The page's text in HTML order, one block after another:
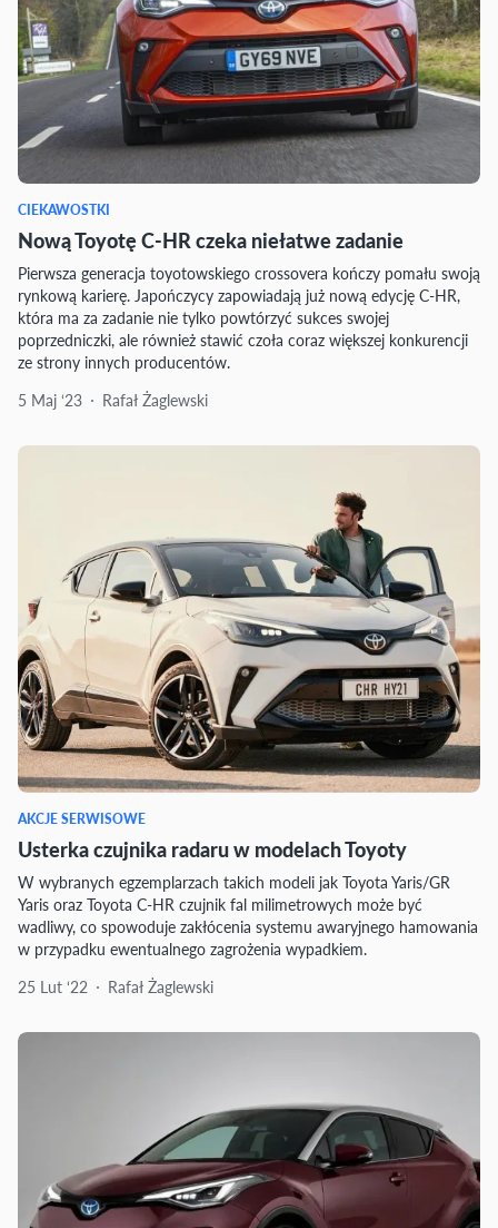
CIEKAWOSTKI
Nową Toyotę C-HR czeka niełatwe zadanie
Pierwsza generacja toyotowskiego crossovera kończy pomału swoją
rynkową karierę. Japończycy zapowiadają już nową edycję C-HR,
która ma za zadanie nie tylko powtórzyć sukces swojej
poprzedniczki, ale również stawić czoła coraz większej konkurencji
ze strony innych producentów.
5 Maj ‘23
Rafał Żaglewski
AKCJE SERWISOWE
Usterka czujnika radaru w modelach Toyoty
W wybranych egzemplarzach takich modeli jak Toyota Yaris/GR
Yaris oraz Toyota C-HR czujnik fal milimetrowych może być
wadliwy, co spowoduje zakłócenia systemu awaryjnego hamowania
w przypadku ewentualnego zagrożenia wypadkiem.
25 Lut ‘22
Rafał Żaglewski